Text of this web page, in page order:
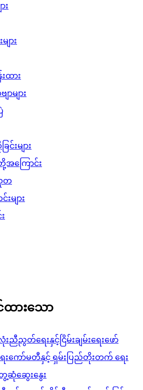
င်းများ
ကြောင်း
ျား
ားသော
ညီညွတ်ရေးနှင့်ငြိမ်းချမ်းရေးဖော်
းကော်မတီနှင့် ရှမ်းပြည်တိုးတက် ရေး
းမင်းအောင်လှိုင် ဦးဆောင်သည့် မြန်မာ
လှယ်အဖွဲ့ ထိုင်းနိုင်ငံမှ မြန်မာနိုင်ငံသို့
း အတူနမ်းစို့
Championship 2026 အမျိုးသားဘောလုံး
မြန်မာအသင်းနှင့် ထိုင်းအသင်း